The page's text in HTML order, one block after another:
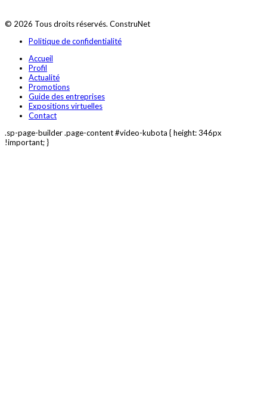
© 2026 Tous droits réservés. ConstruNet
Politique de confidentialité
Accueil
Profil
Actualité
Promotions
Guide des entreprises
Expositions virtuelles
Contact
.sp-page-builder .page-content #video-kubota { height: 346px
!important; }